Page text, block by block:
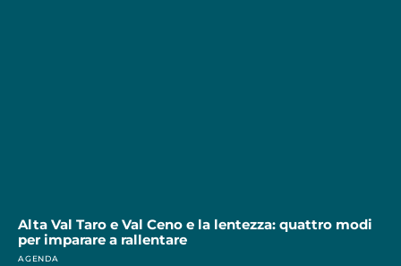
Alta Val Taro e Val Ceno e la lentezza: quattro modi
per imparare a rallentare
AGENDA